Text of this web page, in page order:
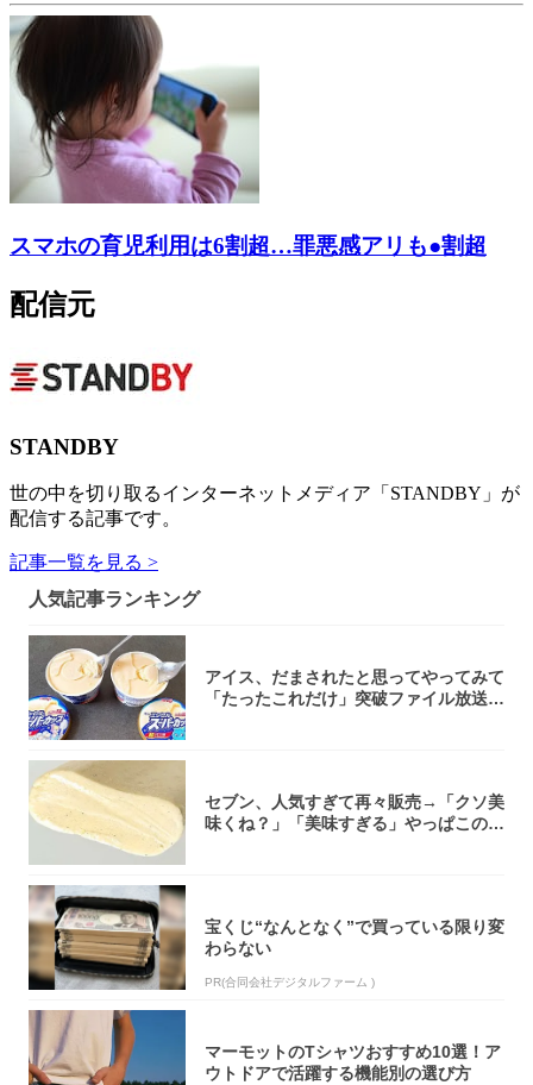
スマホの育児利用は6割超…罪悪感アリも●割超
配信元
STANDBY
世の中を切り取るインターネットメディア「STANDBY」が
配信する記事です。
記事一覧を見る >
人気記事ランキング
アイス、だまされたと思ってやってみて
「たったこれだけ」突破ファイル放送で
セブン、人気すぎて再々販売→「クソ美
味くね？」「美味すぎる」やっぱこのク
宝くじ“なんとなく”で買っている限り変
わらない
PR(合同会社デジタルファーム )
マーモットのTシャツおすすめ10選！ア
ウトドアで活躍する機能別の選び方